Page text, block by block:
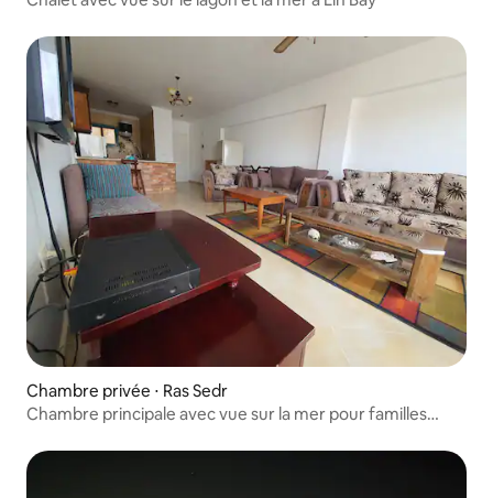
Chambre privée ⋅ Ras Sedr
Chambre principale avec vue sur la mer pour familles